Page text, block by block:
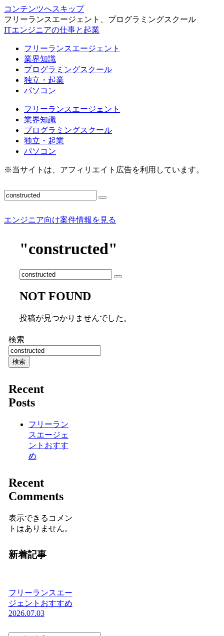
コンテンツへスキップ
フリーランスエージェント、プログラミングスクール
ITエンジニアの仕事と起業
フリーランスエージェント
業界知識
プログラミングスクール
独立・起業
パソコン
フリーランスエージェント
業界知識
プログラミングスクール
独立・起業
パソコン
※当サイトは、アフィリエイト広告を利用しています。
エンジニア向け案件情報を見る
"constructed"
NOT FOUND
投稿が見つかりませんでした。
検索
検索
Recent
Posts
フリーラン
スエージェ
ントおすす
め
Recent
Comments
表示できるコメン
トはありません。
新着記事
フリーランスエー
ジェントおすすめ
2026.07.03